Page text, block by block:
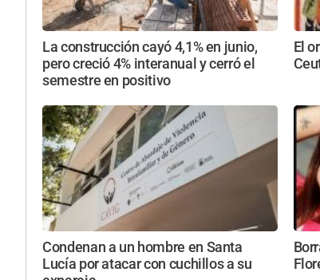
La construcción cayó 4,1% en junio,
pero creció 4% interanual y cerró el
semestre en positivo
El
Condenan a un hombre en Santa
Lucía por atacar con cuchillos a su